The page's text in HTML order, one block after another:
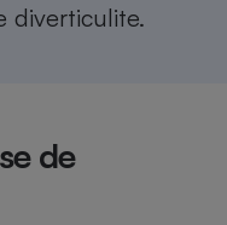
diverticulite.
de